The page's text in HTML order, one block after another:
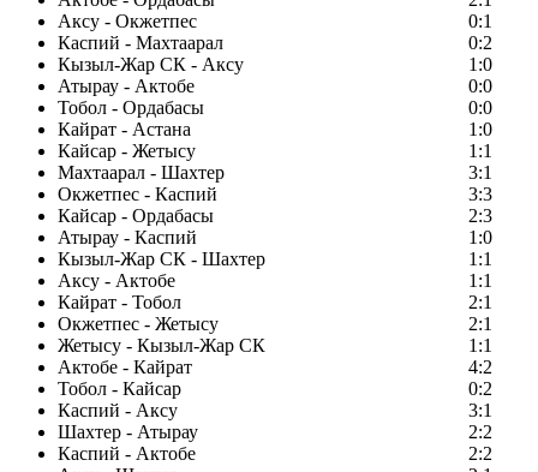
Аксу - Окжетпес
0:1
Каспий - Махтаарал
0:2
Кызыл-Жар СК - Аксу
1:0
Атырау - Актобе
0:0
Тобол - Ордабасы
0:0
Кайрат - Астана
1:0
Кайсар - Жетысу
1:1
Махтаарал - Шахтер
3:1
Окжетпес - Каспий
3:3
Кайсар - Ордабасы
2:3
Атырау - Каспий
1:0
Кызыл-Жар СК - Шахтер
1:1
Аксу - Актобе
1:1
Кайрат - Тобол
2:1
Окжетпес - Жетысу
2:1
Жетысу - Кызыл-Жар СК
1:1
Актобе - Кайрат
4:2
Тобол - Кайсар
0:2
Каспий - Аксу
3:1
Шахтер - Атырау
2:2
Каспий - Актобе
2:2